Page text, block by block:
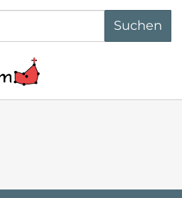
nach:
Suchen